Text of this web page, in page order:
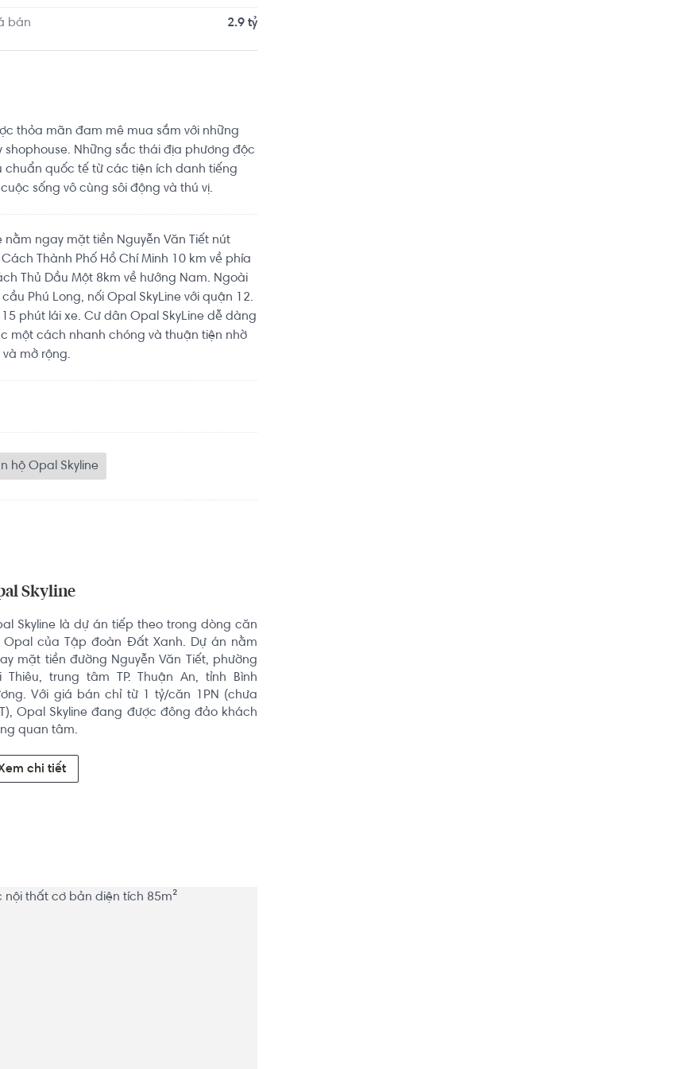
khoảng 9.6km, BGym Club Fitness &
với đầy đủ các tiện ích về y tế, giáo dục và
bán 2.9 tỷ
thỏa mãn đam mê mua sắm với những
Những sắc thái địa phương độc
chuẩn quốc tế từ các tiện ích danh tiếng
sống vô cùng sôi động và thú vị.
nằm ngay mặt tiền Nguyễn Văn Tiết nút
Thành Phố Hồ Chí Minh 10 km về phía
Thủ Dầu Một 8km về hướng Nam. Ngoài
Phú Long, nối Opal SkyLine với quận 12.
15 phút lái xe. Cư dân Opal SkyLine dễ dàng
một cách nhanh chóng và thuận tiện nhờ
mở rộng.
hộ Opal Skyline
Skyline
Skyline là dự án tiếp theo trong dòng căn
Opal của Tập đoàn Đất Xanh. Dự án nằm
mặt tiền đường Nguyễn Văn Tiết, phường
Thiêu, trung tâm TP. Thuận An, tỉnh Bình
Với giá bán chỉ từ 1 tỷ/căn 1PN (chưa
Opal Skyline đang được đông đảo khách
quan tâm.
chi tiết